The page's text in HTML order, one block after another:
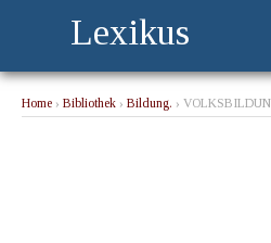
Lexikus
Home › Bibliothek › Bildung. ›